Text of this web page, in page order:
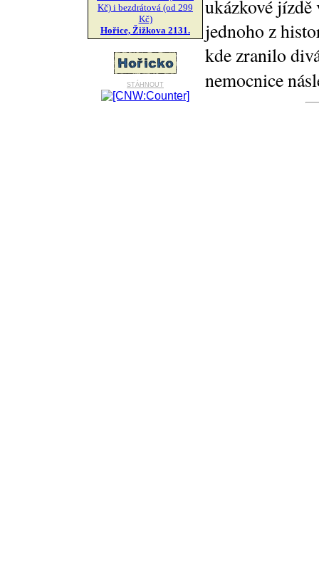
Kč) i bezdrátová (od 299
Kč)
Hořice, Žižkova 2131.
stáhnout
ukázkové
jednoho z
kde zranilo
nemocnice